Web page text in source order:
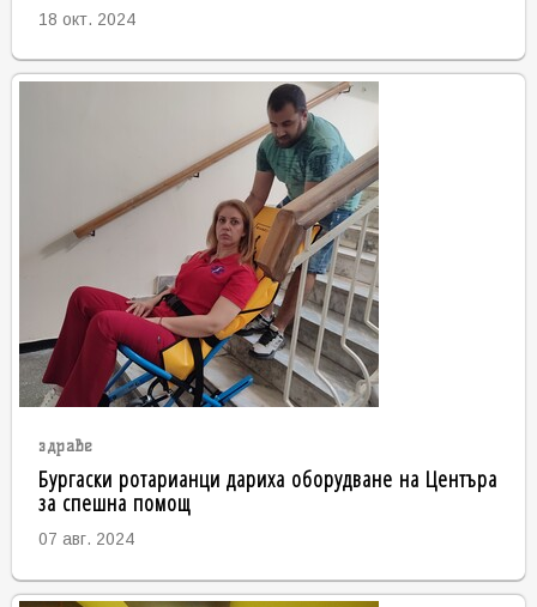
18 окт. 2024
здраве
Бургаски ротарианци дариха оборудване на Центъра
за спешна помощ
07 авг. 2024